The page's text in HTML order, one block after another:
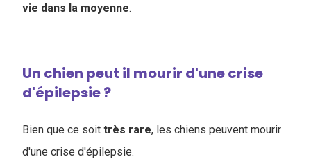
vie dans la moyenne.
Un chien peut il mourir d'une crise
d'épilepsie ?
Bien que ce soit très rare, les chiens peuvent mourir
d'une crise d'épilepsie.